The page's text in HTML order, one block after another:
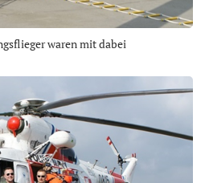
waren mit dabei